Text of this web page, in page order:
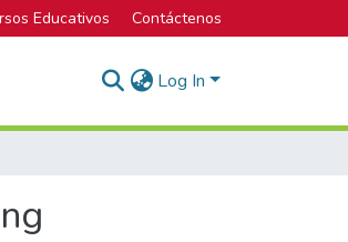
Educativos Contáctenos
Log In